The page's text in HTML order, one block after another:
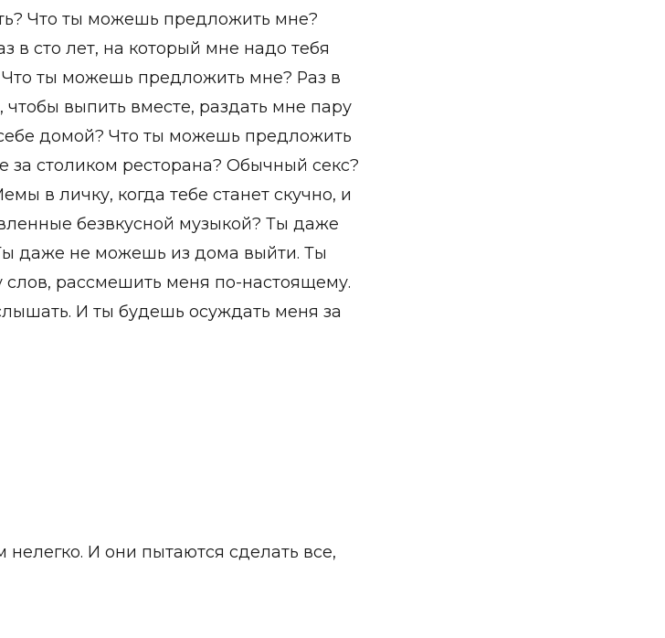
Что ты можешь предложить мне?
в сто лет, на который мне надо тебя
Что ты можешь предложить мне? Раз в
выпить вместе, раздать мне пару
домой? Что ты можешь предложить
столиком ресторана? Обычный секс?
в личку, когда тебе станет скучно, и
безвкусной музыкой? Ты даже
даже не можешь из дома выйти. Ты
рассмешить меня по-настоящему.
И ты будешь осуждать меня за
И они пытаются сделать все,